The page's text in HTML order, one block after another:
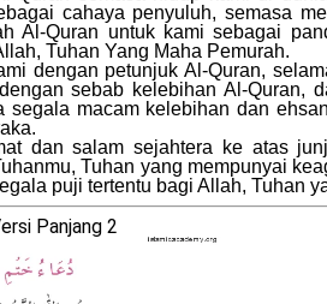
cahaya penyuluh, semasa
Al-Quran untuk kami sebagai
Tuhan Yang Maha Pemurah.
dengan petunjuk Al-Quran,
sebab kelebihan Al-Quran,
segala macam kelebihan dan
dan salam sejahtera ke atas
Tuhan yang mempunyai
puji tertentu bagi Allah, Tuhan
Panjang 2